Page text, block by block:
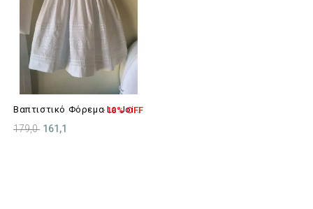
Β
Απτιστικό Φόρεμα La Joie...
179,0
-10% OFF
161,1